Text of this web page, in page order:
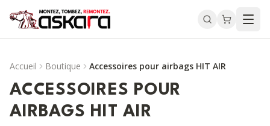
Accueil Boutique Accessoires pour airbags HIT AIR
ACCESSOIRES POUR
AIRBAGS HIT AIR